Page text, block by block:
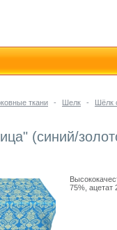
ткани - Шелк - Шёлк
(синий/
75%, ацетат